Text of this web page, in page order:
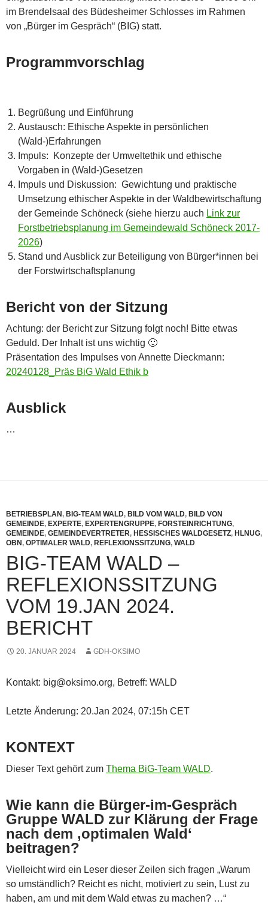
im Brendelsaal des Büdesheimer Schlosses im Rahmen
von „Bürger im Gespräch“ (BIG) statt.
Programmvorschlag
Begrüßung und Einführung
Austausch: Ethische Aspekte in persönlichen
(Wald-)Erfahrungen
Impuls: Konzepte der Umweltethik und ethische
Vorgaben in (Wald-)Gesetzen
Impuls und Diskussion: Gewichtung und praktische
Umsetzung ethischer Aspekte in der Waldbewirtschaftung
der Gemeinde Schöneck (siehe hierzu auch Link zur
Forstbetriebsplanung im Gemeindewald Schöneck 2017-
2026)
Stand und Ausblick zur Beteiligung von Bürger*innen bei
der Forstwirtschaftsplanung
Bericht von der Sitzung
Achtung: der Bericht zur Sitzung folgt noch! Bitte etwas
Geduld. Der Inhalt ist uns wichtig 🙂
Präsentation des Impulses von Annette Dieckmann:
20240128_Präs BiG Wald Ethik b
Ausblick
…
BETRIEBSPLAN, BIG-TEAM WALD, BILD VOM WALD, BILD VON
GEMEINDE, EXPERTE, EXPERTENGRUPPE, FORSTEINRICHTUNG,
GEMEINDE, GEMEINDEVERTRETER, HESSISCHES WALDGESETZ, HLNUG,
OBN, OPTIMALER WALD, REFLEXIONSSITZUNG, WALD
BIG-TEAM WALD –
REFLEXIONSSITZUNG
VOM 19.JAN 2024.
BERICHT
20. JANUAR 2024 GDH-OKSIMO
Kontakt: big@oksimo.org, Betreff: WALD
Letzte Änderung: 20.Jan 2024, 07:15h CET
KONTEXT
Dieser Text gehört zum Thema BiG-Team WALD.
Wie kann die Bürger-im-Gespräch
Gruppe WALD zur Klärung der Frage
nach dem ‚optimalen Wald‘
beitragen?
Vielleicht wird ein Leser dieser Zeilen sich fragen „Warum
so umständlich? Reicht es nicht, motiviert zu sein, Lust zu
haben, am und mit dem Wald etwas zu machen? …“